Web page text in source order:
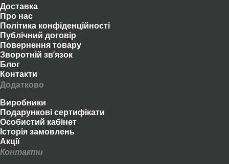
Доставка
Про нас
Політика конфіденційності
Публічний договір
Повернення товару
Зворотній зв’язок
Блог
Контакти
Додатково
Виробники
Подарункові сертифікати
Особистий кабінет
Історія замовлень
Акції
Контакти